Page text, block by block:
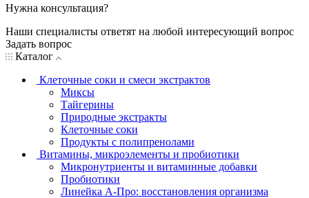
Нужна консультация?
Наши специалисты ответят на любой интересующий вопрос
Задать вопрос
Каталог
Клеточные соки и смеси экстрактов
Миксы
Тайгерины
Природные экстракты
Клеточные соки
Продукты с полипренолами
Витамины, микроэлементы и пробиотики
Микронутриенты и витаминные добавки
Пробиотики
Линейка А-Про: восстановления организма